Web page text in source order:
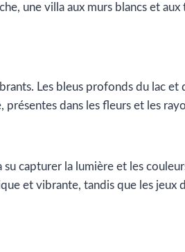
une villa aux murs blancs et
Les bleus profonds du lac
dans les fleurs et les
capturer la lumière et les
et vibrante, tandis que les